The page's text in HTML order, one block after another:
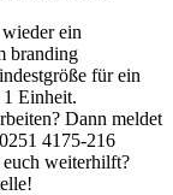
ein
branding
für ein
Einheit.
Dann meldet
4175-216
euch weiterhilft?